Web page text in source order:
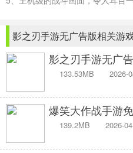
影之刃手游无广告版相关游
影之刃手游无广
133.53MB 2026-
爆笑大作战手游
139.2MB 2026-